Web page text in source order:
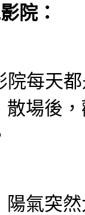
院：
天都
散場後
突然